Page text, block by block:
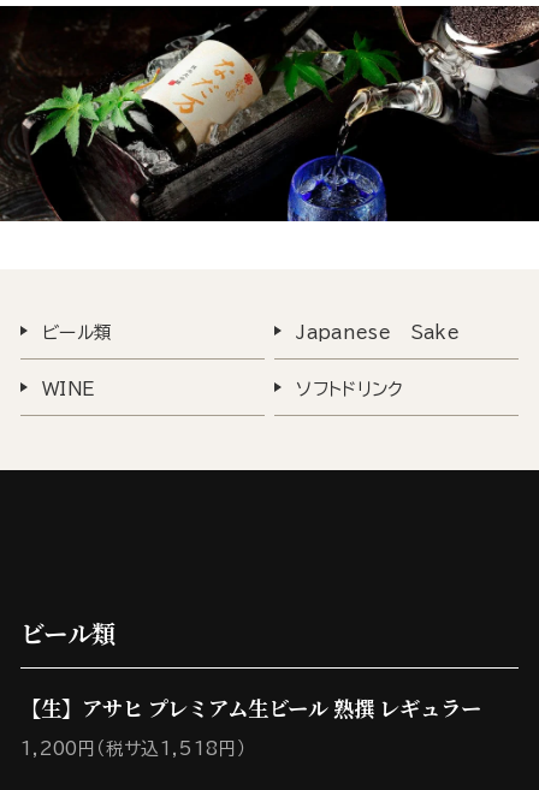
ビール類 Japanese Sake
WINE ソフトドリンク
ビール類
【生】アサヒ プレミアム生ビール 熟撰 レギュラー
1,200円（税サ込1,518円）